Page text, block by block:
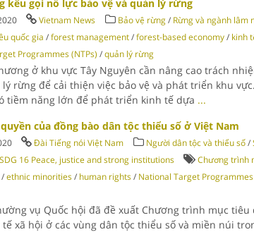
kêu gọi nỗ lực bảo vệ và quản lý rừng
Vietnam News Bảo vệ rừng/ Rừng và ngành lâm
quốc gia /forest management/forest-based economy/ kinh
Programmes (NTPs) /quản lý rừng
ở khu vực Tây Nguyên cần nâng cao trách
rừng để cải thiện việc bảo vệ và phát triển khu
tiềm năng lớn để phát triển kinh tế dựa ...
của đồng bào dân tộc thiểu số ở Việt Nam
Đài Tiếng nói Việt Nam Người dân tộc và thiểu số/
SDG 16 Peace, justice and strong institutions Chương trình
/ethnic minorities/ human rights/ National Target Programmes
vụ Quốc hội đã đề xuất Chương trình mục tiêu
xã hội ở các vùng dân tộc thiểu số và miền núi